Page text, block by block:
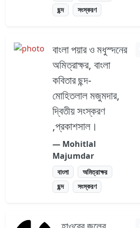
ছন্দ
সংস্করণ
বাংলা পয়ার ও মধুস্দনের
অমিত্রাক্ষর, বাংলা
কবিতার ছন্দ-
মোহিতলাল মজুমদার,
দ্বিতীয় সংস্করণ
,প্রকাশসাল।
― Mohitlal
Majumdar
বাংলা
অমিত্রাক্ষর
ছন্দ
সংস্করণ